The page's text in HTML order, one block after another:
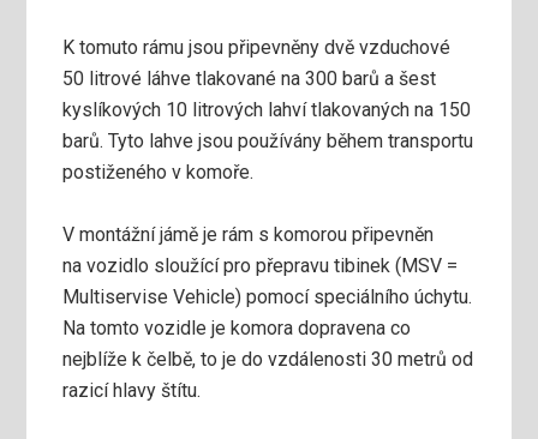
K tomuto rámu jsou připevněny dvě vzduchové
50 litrové láhve tlakované na 300 barů a šest
kyslíkových 10 litrových lahví tlakovaných na 150
barů. Tyto lahve jsou používány během transportu
postiženého v komoře.
V montážní jámě je rám s komorou připevněn
na vozidlo sloužící pro přepravu tibinek (MSV =
Multiservise Vehicle) pomocí speciálního úchytu.
Na tomto vozidle je komora dopravena co
nejblíže k čelbě, to je do vzdálenosti 30 metrů od
razicí hlavy štítu.